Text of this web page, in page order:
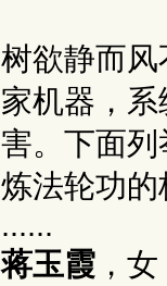
树欲静而
家机器，
害。下面
炼法轮功
......
蒋玉霞 ，